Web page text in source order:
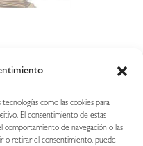
como las cookies para
El consentimiento de estas
comportamiento de navegación o las
o retirar el consentimiento, puede
27
31 70